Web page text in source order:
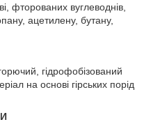
фторованих вуглеводнів,
ацетилену, бутану,
гідрофобізований
на основі гірських порід